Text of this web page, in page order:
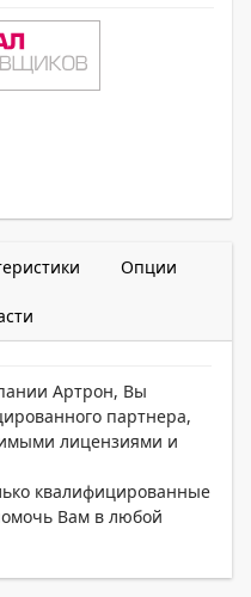
Опции
Артрон, Вы
партнера,
лицензиями и
квалифицированные
Вам в любой